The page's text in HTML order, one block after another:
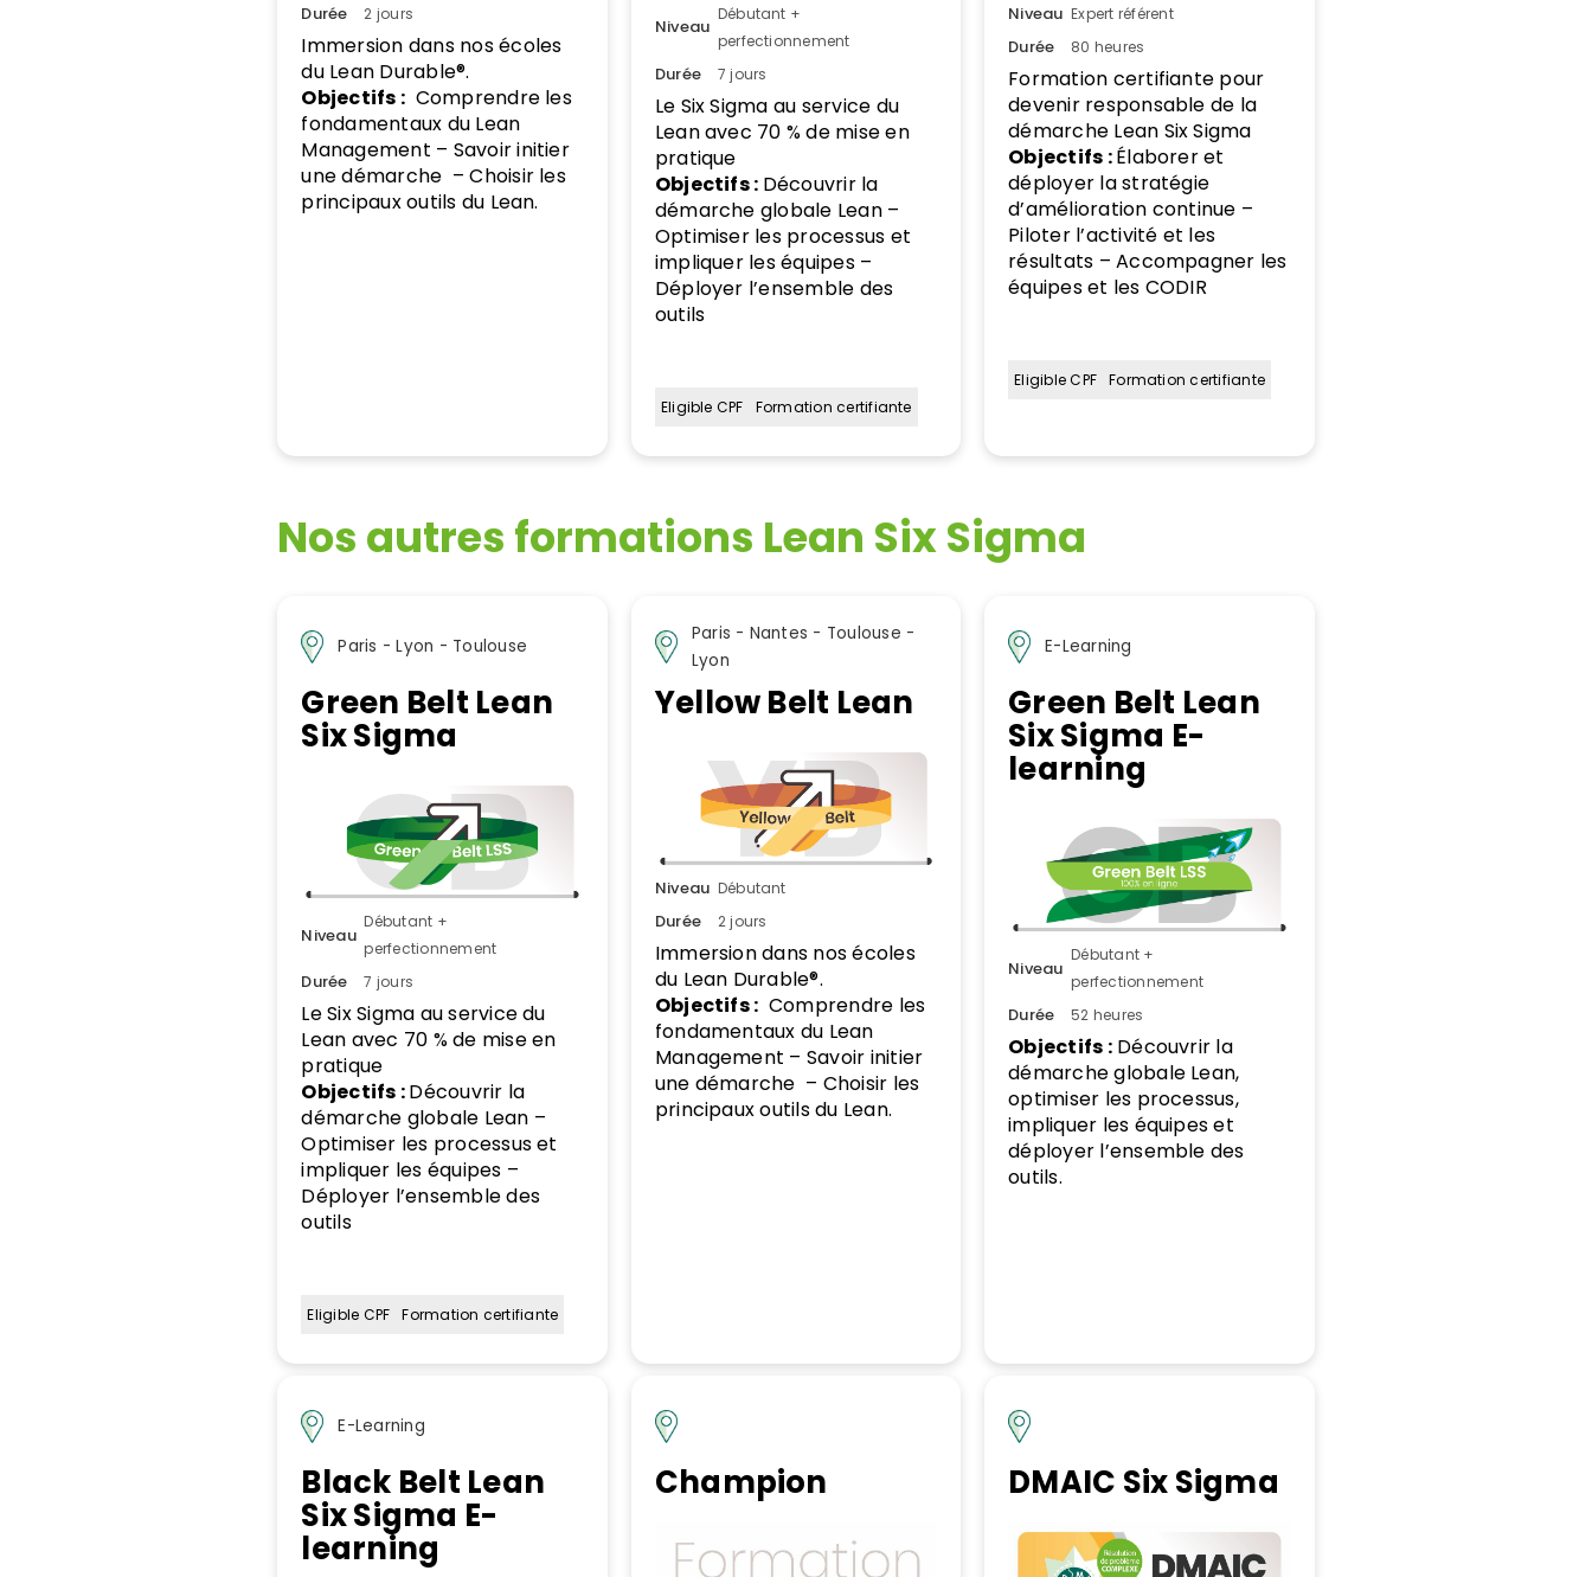
Durée 2 jours
Immersion dans nos écoles
du Lean Durable®.
Objectifs : Comprendre les
fondamentaux du Lean
Management – Savoir initier
une démarche – Choisir les
principaux outils du Lean.
Niveau
Débutant +
perfectionnement
Durée 7 jours
Le Six Sigma au service du
Lean avec 70 % de mise en
pratique
Objectifs : Découvrir la
démarche globale Lean –
Optimiser les processus et
impliquer les équipes –
Déployer l’ensemble des
outils
Eligible CPF Formation certifiante
Niveau Expert référent
Durée 80 heures
Formation certifiante pour
devenir responsable de la
démarche Lean Six Sigma
Objectifs :Élaborer et
déployer la stratégie
d’amélioration continue –
Piloter l’activité et les
résultats – Accompagner les
équipes et les CODIR
Eligible CPF Formation certifiante
Nos autres formations Lean Six Sigma
Paris - Lyon - Toulouse
Green Belt Lean
Six Sigma
Niveau
Débutant +
perfectionnement
Durée 7 jours
Le Six Sigma au service du
Lean avec 70 % de mise en
pratique
Objectifs :Découvrir la
démarche globale Lean –
Optimiser les processus et
impliquer les équipes –
Déployer l’ensemble des
outils
Eligible CPF Formation certifiante
Paris - Nantes - Toulouse -
Lyon
Yellow Belt Lean
Niveau Débutant
Durée 2 jours
Immersion dans nos écoles
du Lean Durable®.
Objectifs : Comprendre les
fondamentaux du Lean
Management – Savoir initier
une démarche – Choisir les
principaux outils du Lean.
E-Learning
Green Belt Lean
Six Sigma E-
learning
Niveau
Débutant +
perfectionnement
Durée 52 heures
Objectifs :Découvrir la
démarche globale Lean,
optimiser les processus,
impliquer les équipes et
déployer l’ensemble des
outils.
E-Learning
Black Belt Lean
Six Sigma E-
learning
Champion DMAIC Six Sigma